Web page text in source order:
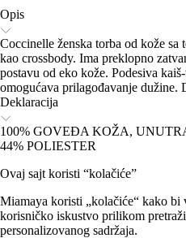
Opis
Coccinelle ženska torba od kože sa
kao crossbody. Ima preklopno
postavu od eko kože. Podesiva
omogućava prilagođavanje dužine.
Deklaracija
100% GOVEĐA KOŽA,
44% POLIESTER
Ovaj sajt koristi “kolačiće”
Miamaya koristi „kolačiće“ kako bi
korisničko iskustvo prilikom
personalizovanog sadržaja.